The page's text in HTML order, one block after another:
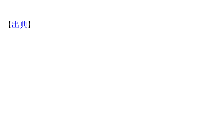
【 出典】